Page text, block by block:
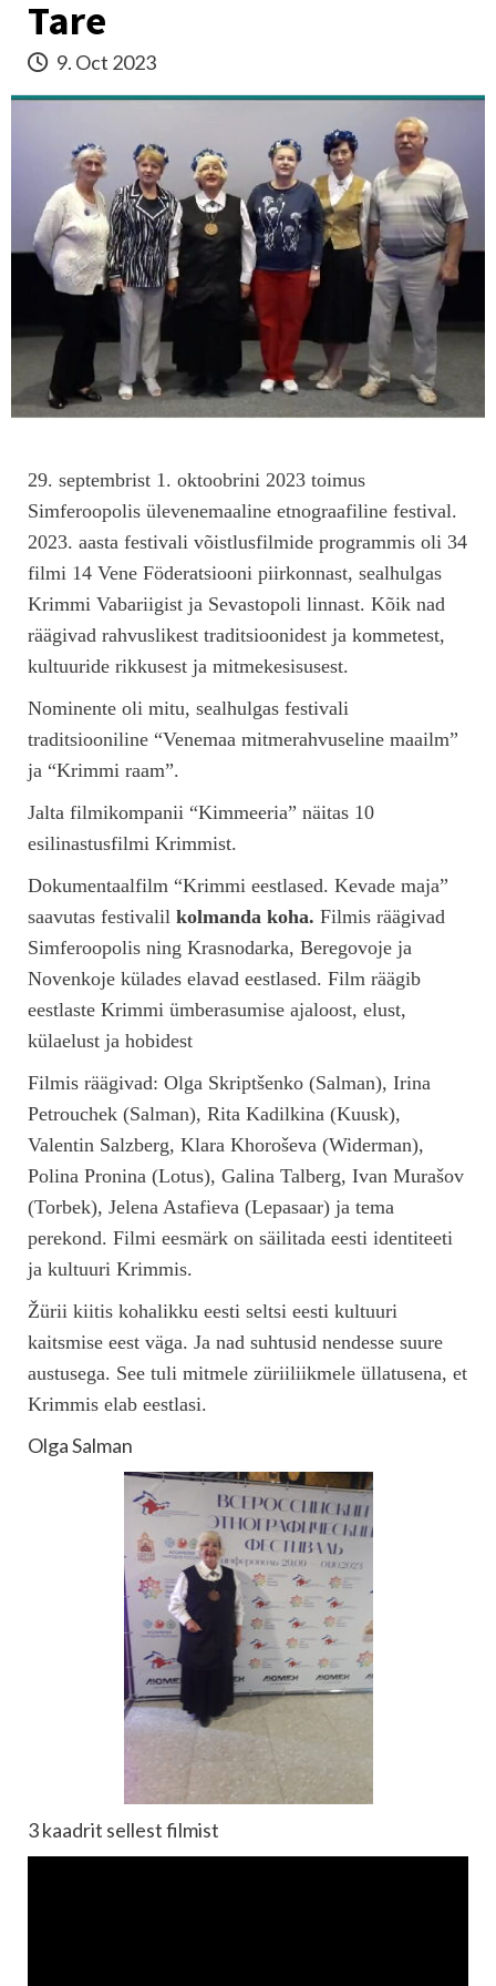
Tare
9. Oct 2023
29. septembrist 1. oktoobrini 2023 toimus
Simferoopolis ülevenemaaline etnograafiline festival.
2023. aasta festivali võistlusfilmide programmis oli 34
filmi 14 Vene Föderatsiooni piirkonnast, sealhulgas
Krimmi Vabariigist ja Sevastopoli linnast. Kõik nad
räägivad rahvuslikest traditsioonidest ja kommetest,
kultuuride rikkusest ja mitmekesisusest.
Nominente oli mitu, sealhulgas festivali
traditsiooniline “Venemaa mitmerahvuseline maailm”
ja “Krimmi raam”.
Jalta filmikompanii “Kimmeeria” näitas 10
esilinastusfilmi Krimmist.
Dokumentaalfilm “Krimmi eestlased. Kevade maja”
saavutas festivalil kolmanda koha. Filmis räägivad
Simferoopolis ning Krasnodarka, Beregovoje ja
Novenkoje külades elavad eestlased. Film räägib
eestlaste Krimmi ümberasumise ajaloost, elust,
külaelust ja hobidest
Filmis räägivad: Olga Skriptšenko (Salman), Irina
Petrouchek (Salman), Rita Kadilkina (Kuusk),
Valentin Salzberg, Klara Khoroševa (Widerman),
Polina Pronina (Lotus), Galina Talberg, Ivan Murašov
(Torbek), Jelena Astafieva (Lepasaar) ja tema
perekond. Filmi eesmärk on säilitada eesti identiteeti
ja kultuuri Krimmis.
Žürii kiitis kohalikku eesti seltsi eesti kultuuri
kaitsmise eest väga. Ja nad suhtusid nendesse suure
austusega. See tuli mitmele züriiliikmele üllatusena, et
Krimmis elab eestlasi.
Olga Salman
3 kaadrit sellest filmist